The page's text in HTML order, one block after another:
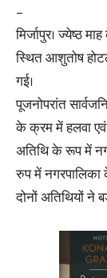
–
मिर्जापुर। ज्येष्ठ
स्थित आशुतोष
गई।
पूजनोपरांत
के क्रम में हलवा एवं
अतिथि के रूप में
रुप में नगरपालिका
दोनों अतिथियों ने